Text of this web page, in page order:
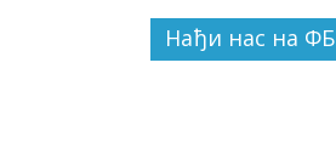
Нађи нас на ФБ